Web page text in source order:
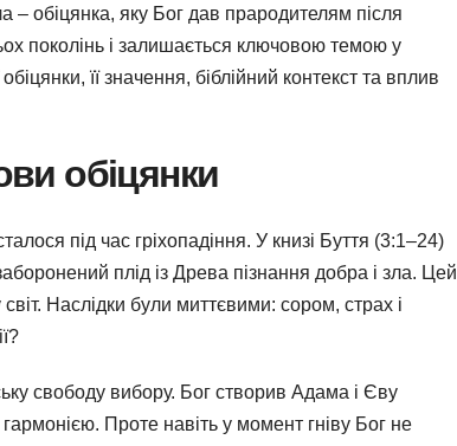
– обіцянка, яку Бог дав прародителям після
поколінь і залишається ключовою темою у
її значення, біблійний контекст та вплив
обіцянки
під час гріхопадіння. У книзі Буття (3:1–24)
плід із Древа пізнання добра і зла. Цей
Наслідки були миттєвими: сором, страх і
свободу вибору. Бог створив Адама і Єву
Проте навіть у момент гніву Бог не